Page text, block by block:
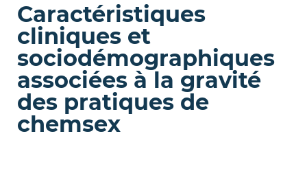
Caractéristiques
cliniques et
sociodémographiques
associées à la gravité
des pratiques de
chemsex